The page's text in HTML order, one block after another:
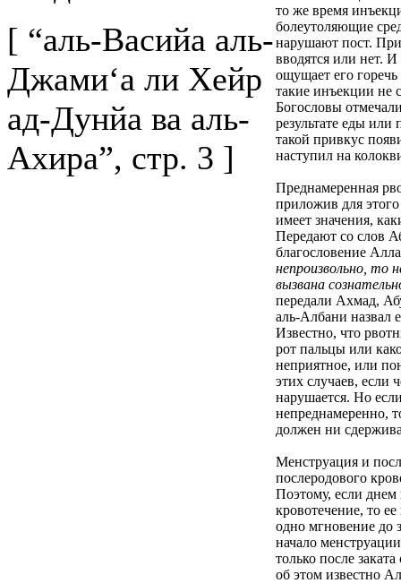
[ “аль-Васийа аль-
Джами‘а ли Хейр
ад-Дунйа ва аль-
Ахира”, стр. 3 ]
то же время
болеутоляющие
нарушают пост.
вводятся или нет.
ощущает его горечь
такие инъекции не
Богословы
результате еды или
такой привкус
наступил на
Преднамеренная
приложив для
имеет значения,
Передают со слов
благословение
непроизвольно, то
вызвана
передали Ахмад,
аль-Албани назвал
Известно, что
рот пальцы или
неприятное, или
этих случаев, если
нарушается. Но
непреднамеренно,
должен ни
Менструация и
послеродового
Поэтому, если
кровотечение, то
одно мгновение до
начало
только после
об этом известно